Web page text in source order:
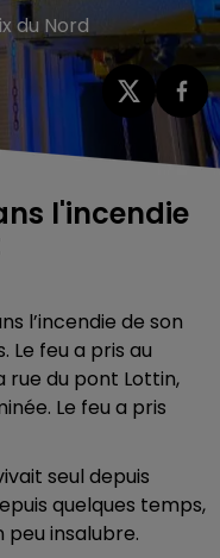
du Nord
l'incendie
l’incendie de son
feu a pris au
rue du pont Lottin,
Le feu a pris
seul depuis
quelques temps,
peu insalubre.